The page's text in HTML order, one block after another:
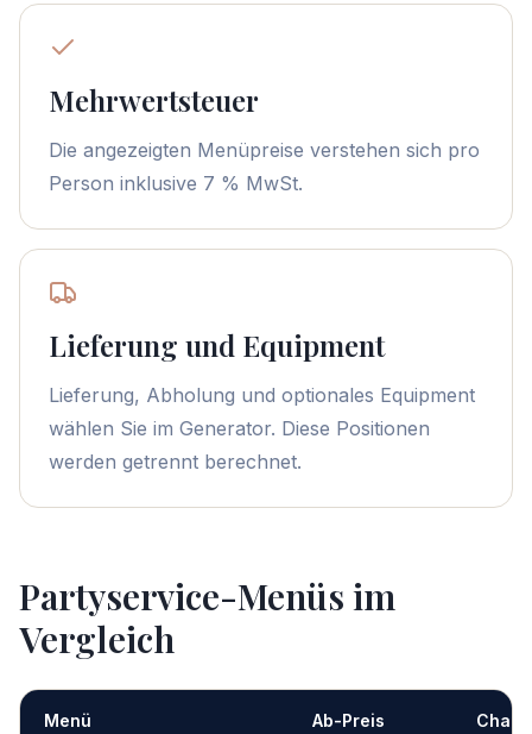
Mehrwertsteuer
Die angezeigten Menüpreise verstehen sich pro
Person inklusive 7 % MwSt.
Lieferung und Equipment
Lieferung, Abholung und optionales Equipment
wählen Sie im Generator. Diese Positionen
werden getrennt berechnet.
Partyservice-Menüs im
Vergleich
Menü Ab-Preis